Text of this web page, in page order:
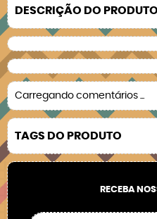
DESCRIÇÃO DO PRODUTO
Carregando comentários ...
TAGS DO PRODUTO
RECEBA